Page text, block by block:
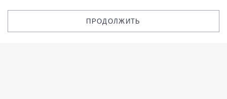
ПРОДОЛЖИТЬ